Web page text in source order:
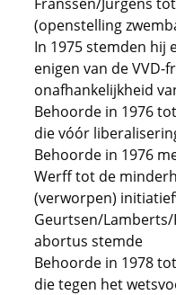
(openstelling
In 1975 stemden hij
enigen van de VVD-
onafhankelijkheid
Behoorde in 1976
die vóór
Behoorde in 1976
Werff tot de
(verworpen)
Geurtsen/
abortus stemde
Behoorde in 1978
die tegen het